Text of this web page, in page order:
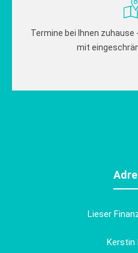
Termine bei Ihnen zuhause
mit
Lieser
Kerstin